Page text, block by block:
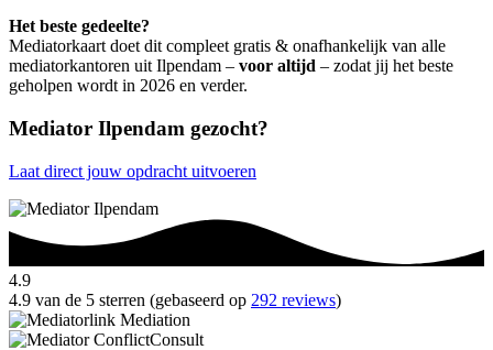
Het beste gedeelte?
Mediatorkaart doet dit compleet gratis & onafhankelijk van alle
mediatorkantoren uit Ilpendam – voor altijd – zodat jij het beste
geholpen wordt in 2026 en verder.
Mediator Ilpendam gezocht?
Laat direct jouw opdracht uitvoeren
4.9
4.9 van de 5 sterren (gebaseerd op 292 reviews)